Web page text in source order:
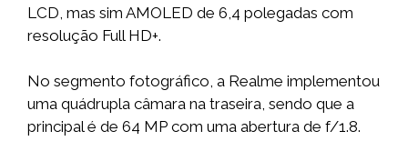
LCD, mas sim AMOLED de 6,4 polegadas com
resolução Full HD+.
No segmento fotográfico, a Realme implementou
uma quádrupla câmara na traseira, sendo que a
principal é de 64 MP com uma abertura de f/1.8.